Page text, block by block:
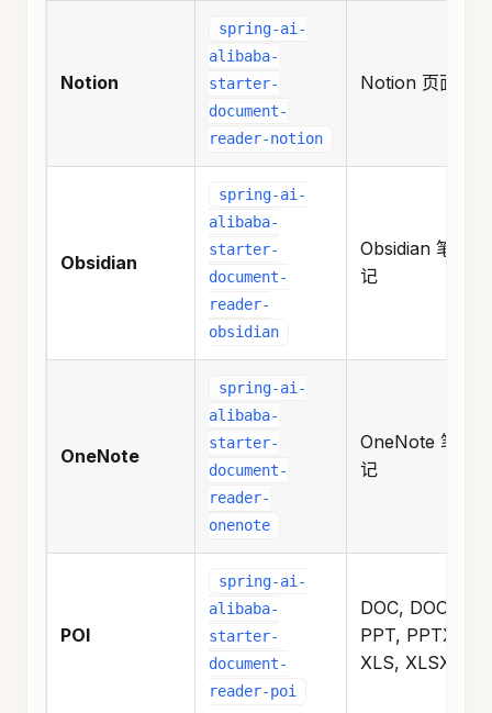
Notion
spring-ai-
alibaba-
starter-
document-
reader-notion
Notion 页面
Obsidian
spring-ai-
alibaba-
starter-
document-
reader-
obsidian
Obsidian 笔
记
OneNote
spring-ai-
alibaba-
starter-
document-
reader-
onenote
OneNote 笔
记
POI
spring-ai-
alibaba-
starter-
document-
reader-poi
DOC, DOCX,
PPT, PPTX,
XLS, XLSX